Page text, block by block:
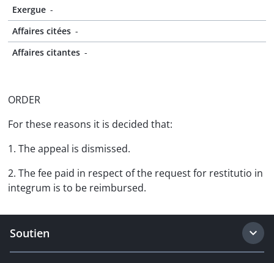
Exergue -
Affaires citées -
Affaires citantes -
ORDER
For these reasons it is decided that:
1. The appeal is dismissed.
2. The fee paid in respect of the request for restitutio in
integrum is to be reimbursed.
Soutien